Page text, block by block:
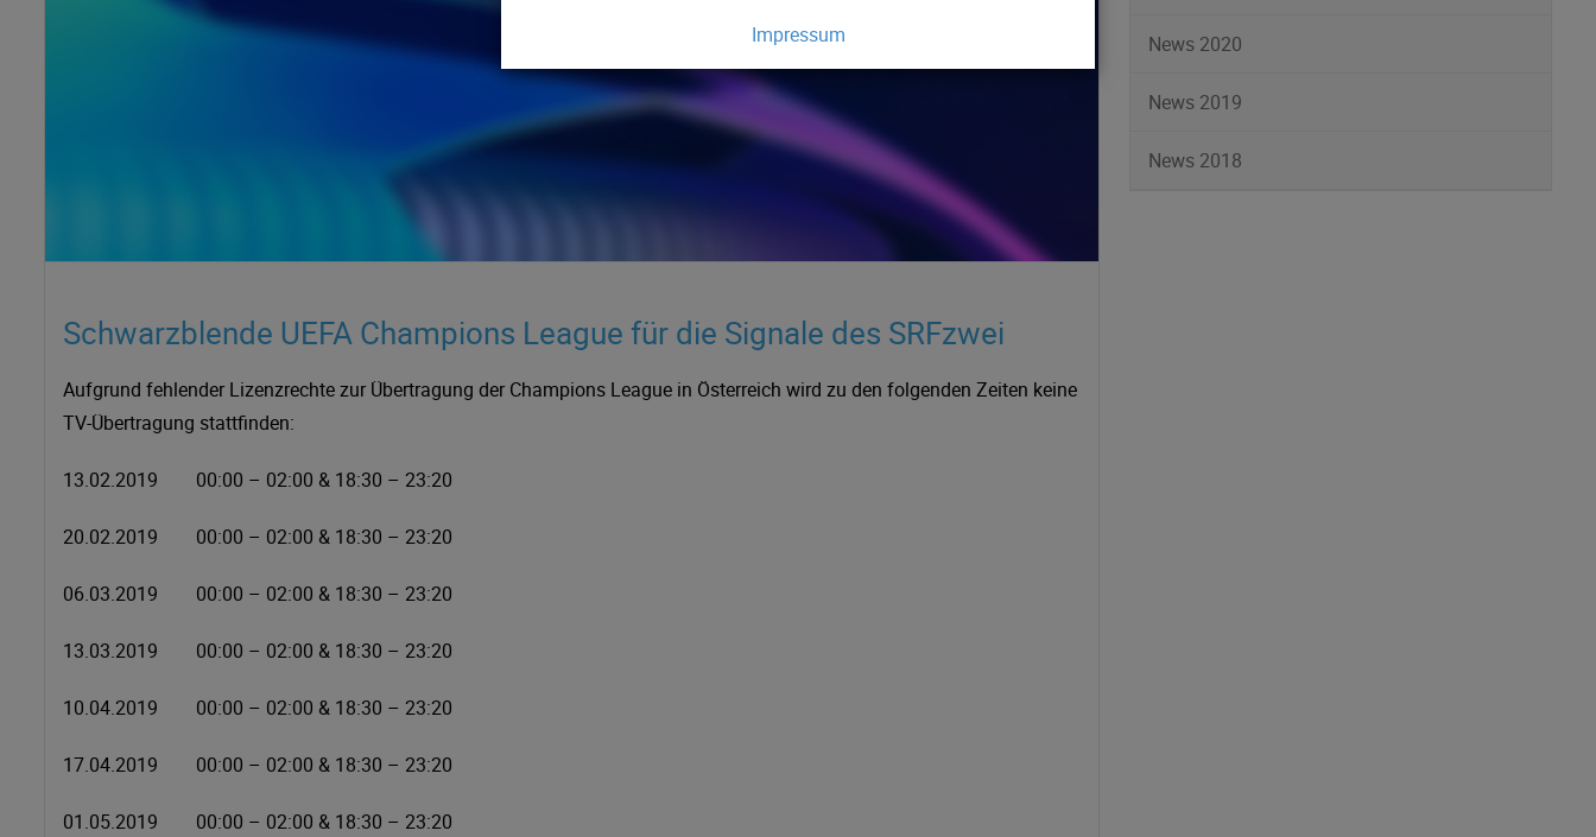
Schwarzblende UEFA Champions League für die Signale des SRFzwei
Aufgrund fehlender Lizenzrechte zur Übertragung der Champions League in Österreich wird zu den folgenden Zeiten keine
TV-Übertragung stattfinden:
13.02.2019 00:00 – 02:00 & 18:30 – 23:20
20.02.2019 00:00 – 02:00 & 18:30 – 23:20
06.03.2019 00:00 – 02:00 & 18:30 – 23:20
13.03.2019 00:00 – 02:00 & 18:30 – 23:20
10.04.2019 00:00 – 02:00 & 18:30 – 23:20
17.04.2019 00:00 – 02:00 & 18:30 – 23:20
01.05.2019 00:00 – 02:00 & 18:30 – 23:20
News 2020
News 2019
News 2018
Impressum